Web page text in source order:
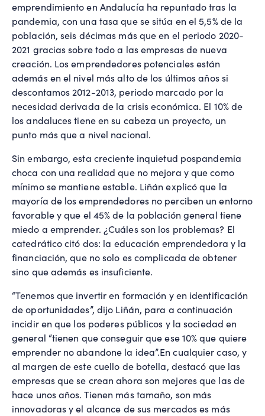
emprendimiento en Andalucía ha repuntado tras la
pandemia, con una tasa que se sitúa en el 5,5% de la
población, seis décimas más que en el periodo 2020-
2021 gracias sobre todo a las empresas de nueva
creación. Los emprendedores potenciales están
además en el nivel más alto de los últimos años si
descontamos 2012-2013, periodo marcado por la
necesidad derivada de la crisis económica. El 10% de
los andaluces tiene en su cabeza un proyecto, un
punto más que a nivel nacional.
Sin embargo, esta creciente inquietud pospandemia
choca con una realidad que no mejora y que como
mínimo se mantiene estable. Liñán explicó que la
mayoría de los emprendedores no perciben un entorno
favorable y que el 45% de la población general tiene
miedo a emprender. ¿Cuáles son los problemas? El
catedrático citó dos: la educación emprendedora y la
financiación, que no solo es complicada de obtener
sino que además es insuficiente.
“Tenemos que invertir en formación y en identificación
de oportunidades”, dijo Liñán, para a continuación
incidir en que los poderes públicos y la sociedad en
general “tienen que conseguir que ese 10% que quiere
emprender no abandone la idea”.En cualquier caso, y
al margen de este cuello de botella, destacó que las
empresas que se crean ahora son mejores que las de
hace unos años. Tienen más tamaño, son más
innovadoras y el alcance de sus mercados es más